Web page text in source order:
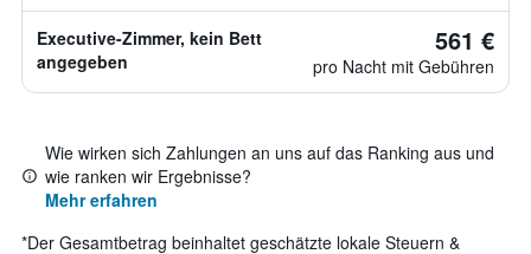
Executive-Zimmer, kein Bett
angegeben
561 €
pro Nacht mit Gebühren
Wie wirken sich Zahlungen an uns auf das Ranking aus und
wie ranken wir Ergebnisse?
Mehr erfahren
*Der Gesamtbetrag beinhaltet geschätzte lokale Steuern &